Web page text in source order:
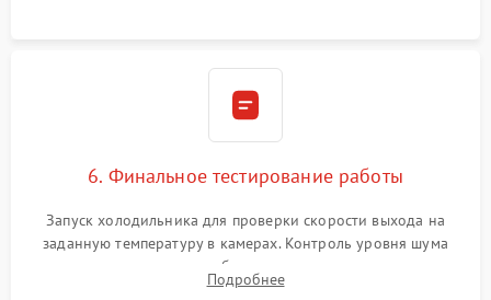
6. Финальное тестирование работы
Запуск холодильника для проверки скорости выхода на
заданную температуру в камерах. Контроль уровня шума
компрессора, отсутствия обмерзания стенок и корректного
срабатывания системы автоматической оттайки.
Подробнее